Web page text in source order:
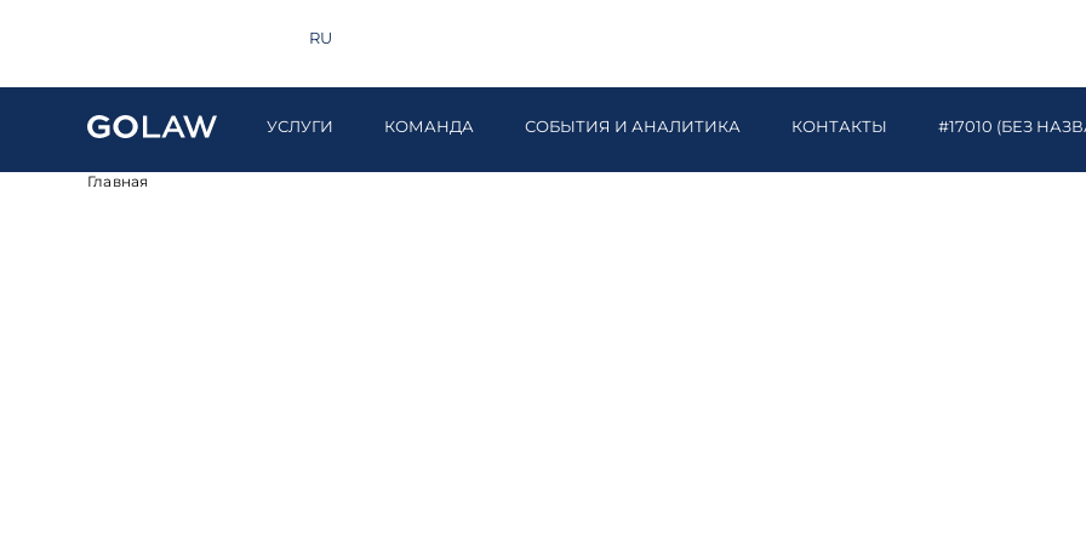
RU
УСЛУГИ КОМАНДА СОБЫТИЯ И АНАЛИТИКА КОНТАКТЫ #17010 (БЕЗ
Главная